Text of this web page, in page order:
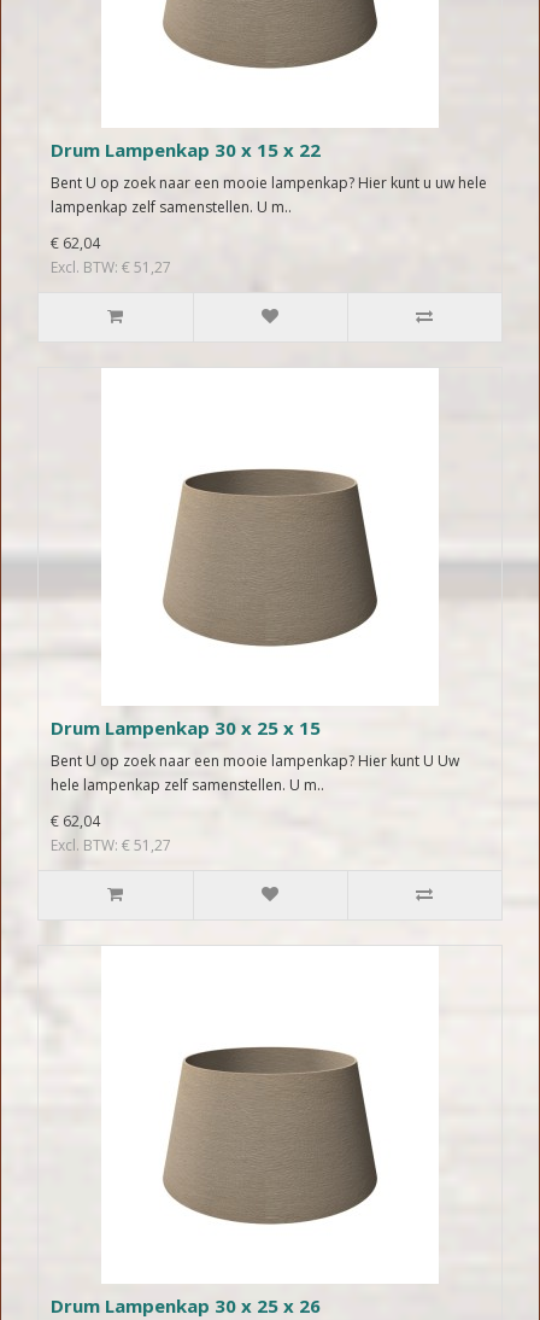
Drum Lampenkap 30 x 15 x 22
Bent U op zoek naar een mooie lampenkap? Hier kunt u uw hele
lampenkap zelf samenstellen. U m..
€ 62,04
Excl. BTW: € 51,27
Drum Lampenkap 30 x 25 x 15
Bent U op zoek naar een mooie lampenkap? Hier kunt U Uw
hele lampenkap zelf samenstellen. U m..
€ 62,04
Excl. BTW: € 51,27
Drum Lampenkap 30 x 25 x 26